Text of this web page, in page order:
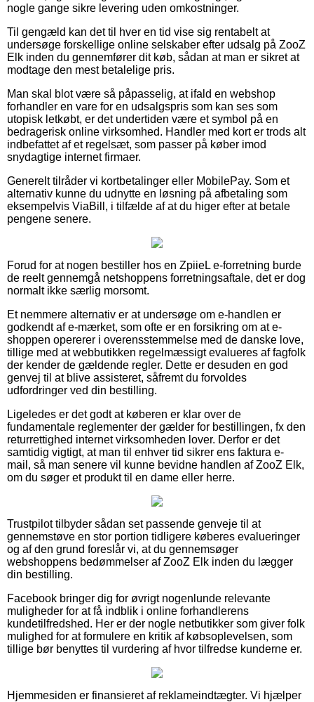
nogle gange sikre levering uden omkostninger.
Til gengæld kan det til hver en tid vise sig rentabelt at
undersøge forskellige online selskaber efter udsalg på ZooZ
Elk inden du gennemfører dit køb, sådan at man er sikret at
modtage den mest betalelige pris.
Man skal blot være så påpasselig, at ifald en webshop
forhandler en vare for en udsalgspris som kan ses som
utopisk letkøbt, er det undertiden være et symbol på en
bedragerisk online virksomhed. Handler med kort er trods alt
indbefattet af et regelsæt, som passer på køber imod
snydagtige internet firmaer.
Generelt tilråder vi kortbetalinger eller MobilePay. Som et
alternativ kunne du udnytte en løsning på afbetaling som
eksempelvis ViaBill, i tilfælde af at du higer efter at betale
pengene senere.
Forud for at nogen bestiller hos en ZpiieL e-forretning burde
de reelt gennemgå netshoppens forretningsaftale, det er dog
normalt ikke særlig morsomt.
Et nemmere alternativ er at undersøge om e-handlen er
godkendt af e-mærket, som ofte er en forsikring om at e-
shoppen opererer i overensstemmelse med de danske love,
tillige med at webbutikken regelmæssigt evalueres af fagfolk
der kender de gældende regler. Dette er desuden en god
genvej til at blive assisteret, såfremt du forvoldes
udfordringer ved din bestilling.
Ligeledes er det godt at køberen er klar over de
fundamentale reglementer der gælder for bestillingen, fx den
returrettighed internet virksomheden lover. Derfor er det
samtidig vigtigt, at man til enhver tid sikrer ens faktura e-
mail, så man senere vil kunne bevidne handlen af ZooZ Elk,
om du søger et produkt til en dame eller herre.
Trustpilot tilbyder sådan set passende genveje til at
gennemstøve en stor portion tidligere køberes evalueringer
og af den grund foreslår vi, at du gennemsøger
webshoppens bedømmelser af ZooZ Elk inden du lægger
din bestilling.
Facebook bringer dig for øvrigt nogenlunde relevante
muligheder for at få indblik i online forhandlerens
kundetilfredshed. Her er der nogle netbutikker som giver folk
mulighed for at formulere en kritik af købsoplevelsen, som
tillige bør benyttes til vurdering af hvor tilfredse kunderne er.
Hjemmesiden er finansieret af reklameindtægter. Vi hjælper